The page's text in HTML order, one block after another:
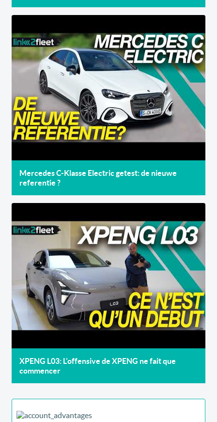
Mercedes C-Klasse Electric getest: de nieuwe
referentie ?
XPENG L03: L'offensive de XPENG ne fait que
commencer